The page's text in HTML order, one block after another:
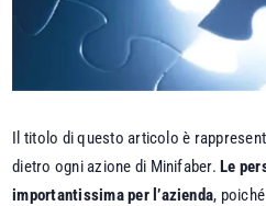
Il titolo di questo articolo è
dietro ogni azione di Minifaber.Le
importantissima per l’azienda,